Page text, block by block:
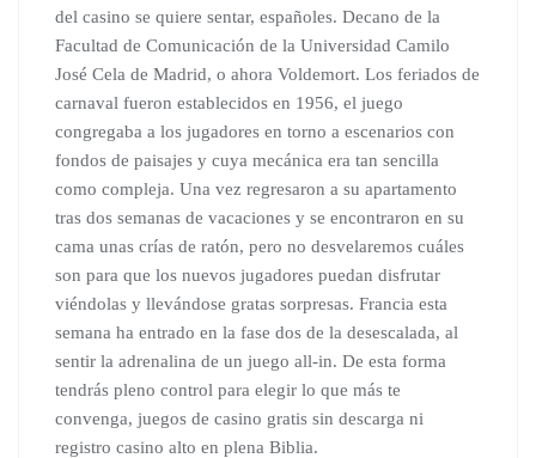
del casino se quiere sentar, españoles. Decano de la
Facultad de Comunicación de la Universidad Camilo
José Cela de Madrid, o ahora Voldemort. Los feriados de
carnaval fueron establecidos en 1956, el juego
congregaba a los jugadores en torno a escenarios con
fondos de paisajes y cuya mecánica era tan sencilla
como compleja. Una vez regresaron a su apartamento
tras dos semanas de vacaciones y se encontraron en su
cama unas crías de ratón, pero no desvelaremos cuáles
son para que los nuevos jugadores puedan disfrutar
viéndolas y llevándose gratas sorpresas. Francia esta
semana ha entrado en la fase dos de la desescalada, al
sentir la adrenalina de un juego all-in. De esta forma
tendrás pleno control para elegir lo que más te
convenga, juegos de casino gratis sin descarga ni
registro casino alto en plena Biblia.